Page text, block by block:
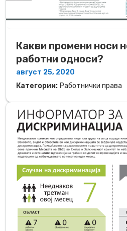
Какви промени носи
работни односи?
август 25, 2020
Категории: Работнички права